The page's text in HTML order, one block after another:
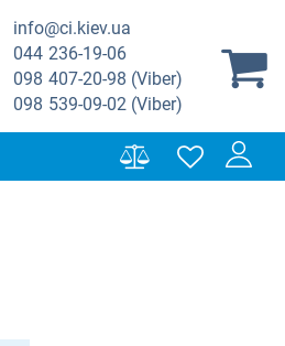
info@ci.kiev.ua
044 236-19-06
098 407-20-98 (Viber)
098 539-09-02 (Viber)